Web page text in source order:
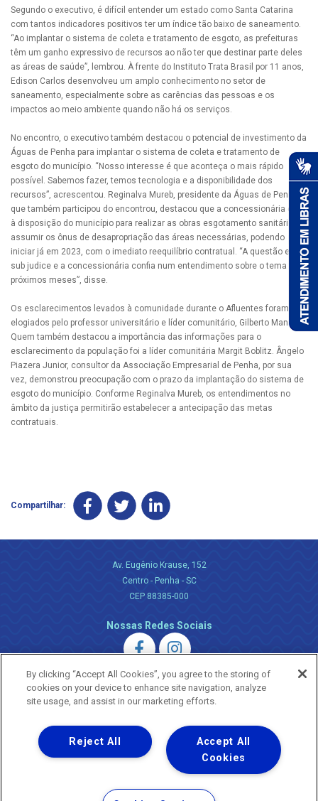
Segundo o executivo, é difícil entender um estado como Santa Catarina
com tantos indicadores positivos ter um índice tão baixo de saneamento.
“Ao implantar o sistema de coleta e tratamento de esgoto, as prefeituras
têm um ganho expressivo de recursos ao não ter que destinar parte deles
as áreas de saúde”, lembrou. À frente do Instituto Trata Brasil por 11 anos,
Edison Carlos desenvolveu um amplo conhecimento no setor de
saneamento, especialmente sobre as carências das pessoas e os
impactos ao meio ambiente quando não há os serviços.
No encontro, o executivo também destacou o potencial de investimento da
Águas de Penha para implantar o sistema de coleta e tratamento de
esgoto do município. “Nosso interesse é que aconteça o mais rápido
possível. Sabemos fazer, temos tecnologia e a disponibilidade dos
recursos”, acrescentou. Reginalva Mureb, presidente da Águas de Penha,
que também participou do encontrou, destacou que a concessionária está
à disposição do município para realizar as obras esgotamento sanitário e
assumir os ônus de desapropriação das áreas necessárias, podendo
iniciar já em 2023, com o imediato reequilíbrio contratual. “A questão está
sub judice e a concessionária confia num entendimento sobre o tema nos
próximos meses”, disse.
Os esclarecimentos levados à comunidade durante o Afluentes foram
elogiados pelo professor universitário e líder comunitário, Gilberto Manzoni.
Quem também destacou a importância das informações para o
esclarecimento da população foi a líder comunitária Margit Boblitz. Ângelo
Piazera Junior, consultor da Associação Empresarial de Penha, por sua
vez, demonstrou preocupação com o prazo da implantação do sistema de
esgoto do município. Conforme Reginalva Mureb, os entendimentos no
âmbito da justiça permitirão estabelecer a antecipação das metas
contratuais.
Compartilhar:
Av. Eugênio Krause, 152
Centro - Penha - SC
CEP 88385-000
Nossas Redes Sociais
Uma empresa
Copyright ® 2026 - Todos os Direitos Reservados.
Nossa natureza movimenta a vida
By clicking “Accept All Cookies”, you agree to the storing of
cookies on your device to enhance site navigation, analyze
site usage, and assist in our marketing efforts.
Accept All
Cookies
Reject All